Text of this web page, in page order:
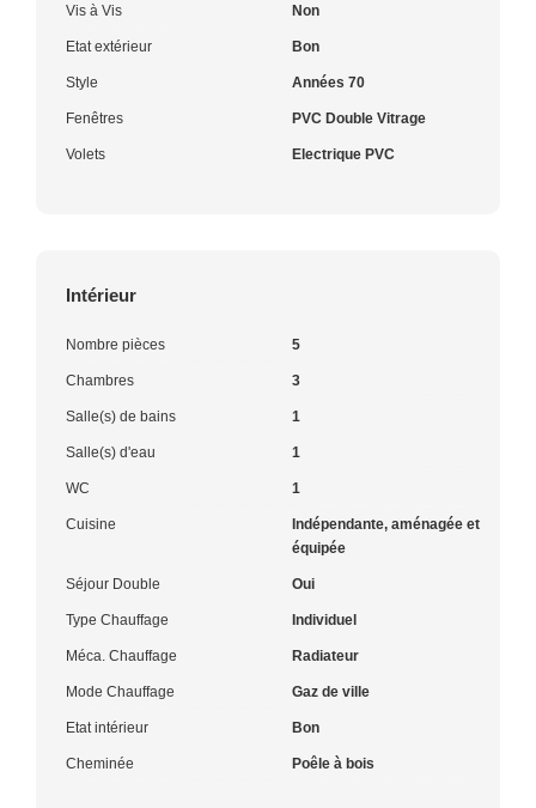
Vis à Vis Non
Etat extérieur Bon
Style Années 70
Fenêtres PVC Double Vitrage
Volets Electrique PVC
Intérieur
Nombre pièces 5
Chambres 3
Salle(s) de bains 1
Salle(s) d'eau 1
WC 1
Cuisine
Indépendante, aménagée et
équipée
Séjour Double Oui
Type Chauffage Individuel
Méca. Chauffage Radiateur
Mode Chauffage Gaz de ville
Etat intérieur Bon
Cheminée Poêle à bois